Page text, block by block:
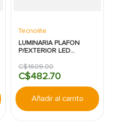
Tecnolite
LUMINARIA PLAFON
P/EXTERIOR LED
4000K IP65 100-240V
TECNOLITE
C$1609.00
C$482.70
Añadir al carrito